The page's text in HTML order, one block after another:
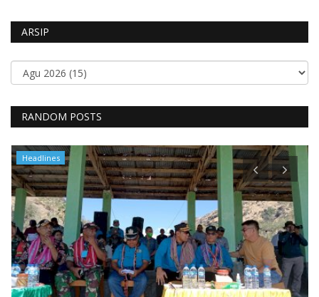
ARSIP
RANDOM POSTS
Headlines